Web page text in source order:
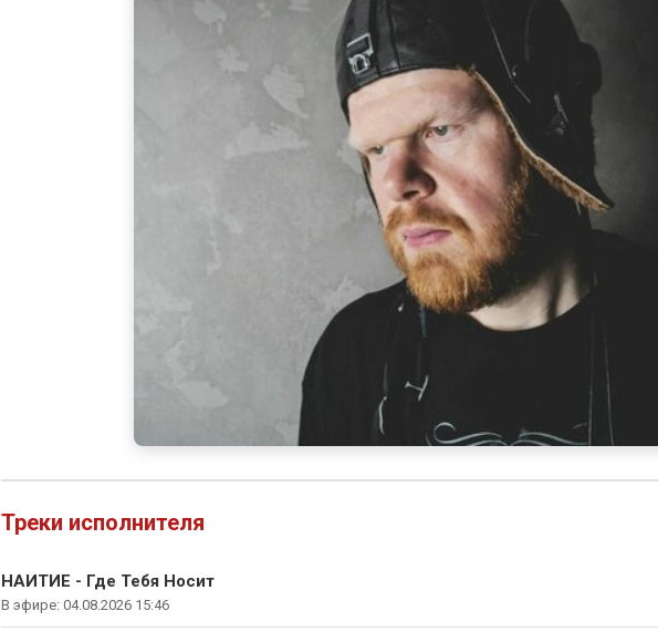
Треки исполнителя
НАИТИЕ - Где Тебя Носит
В эфире: 04.08.2026 15:46